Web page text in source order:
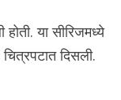
या सीरिजमध्ये
चित्रपटात दिसली.